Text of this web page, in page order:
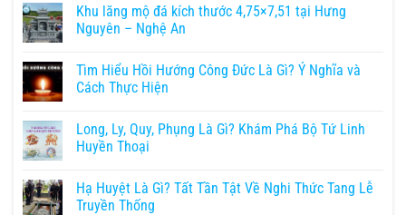
Khu lăng mộ đá kích thước 4,75×7,51 tại Hưng
Nguyên – Nghệ An
Tìm Hiểu Hồi Hướng Công Đức Là Gì? Ý Nghĩa và
Cách Thực Hiện
Long, Ly, Quy, Phụng Là Gì? Khám Phá Bộ Tứ Linh
Huyền Thoại
Hạ Huyệt Là Gì? Tất Tần Tật Về Nghi Thức Tang Lễ
Truyền Thống